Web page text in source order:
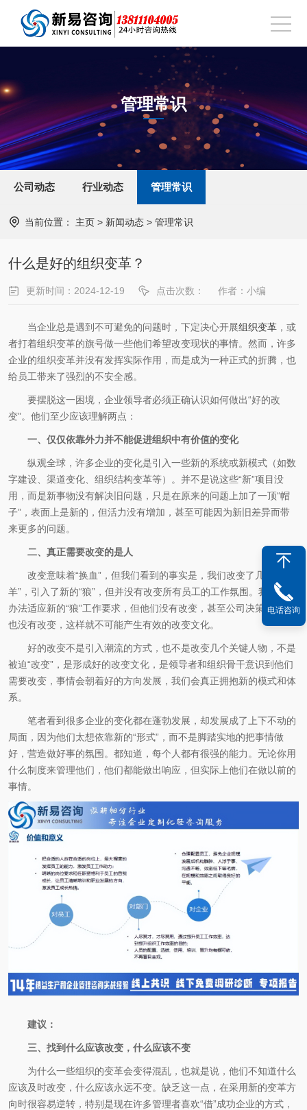
管理常识
公司动态 行业动态 管理常识
当前位置： 主页 > 新闻动态 > 管理常识
什么是好的组织变革？
更新时间：2024-12-19 点击次数： 作者：小编
当企业总是遇到不可避免的问题时，下定决心开展组织变革 ，或
者打着组织变革的旗号做一些他们希望改变现状的事情。然而，许多
企业的组织变革并没有发挥实际作用，而是成为一种正式的折腾，也
给员工带来了强烈的不安全感。
要摆脱这一困境，企业领导者必须正确认识如何做出“好的改
变”。他们至少应该理解两点：
一、仅仅依靠外力并不能促进组织中有价值的变化
纵观全球，许多企业的变化是引入一些新的系统或新模式（如数
字建设、渠道变化、组织结构变革等）。并不是说这些“新”项目没
用，而是新事物没有解决旧问题，只是在原来的问题上加了一顶“帽
子”，表面上是新的，但活力没有增加，甚至可能因为新旧差异而带
来更多的问题。
二、真正需要改变的是人
改变意味着“换血”，但我们看到的事实是，我们改变了几个“领头
羊”，引入了新的“狼”，但并没有改变所有员工的工作氛围。我们会想
办法适应新的“狼”工作要求，但他们没有改变，甚至公司决策者自己
也没有改变，这样就不可能产生有效的改变文化。
好的改变不是引入潮流的方式，也不是改变几个关键人物，不是
被迫“改变”，是形成好的改变文化，是领导者和组织骨干意识到他们
需要改变，事情会朝着好的方向发展，我们会真正拥抱新的模式和体
系。
笔者看到很多企业的变化都在蓬勃发展，却发展成了上下不动的
局面，因为他们太想依靠新的“形式”，而不是脚踏实地的把事情做
好，营造做好事的氛围。都知道，每个人都有很强的能力。无论你用
什么制度来管理他们，他们都能做出响应，但实际上他们在做以前的
事情。
建议：
三、找到什么应该改变，什么应该不变
为什么一些组织的变革会变得混乱，也就是说，他们不知道什么
应该及时改变，什么应该永远不变。缺乏这一点，在采用新的变革方
向时很容易逆转，特别是现在许多管理者喜欢“借”成功企业的方式，
电话咨询